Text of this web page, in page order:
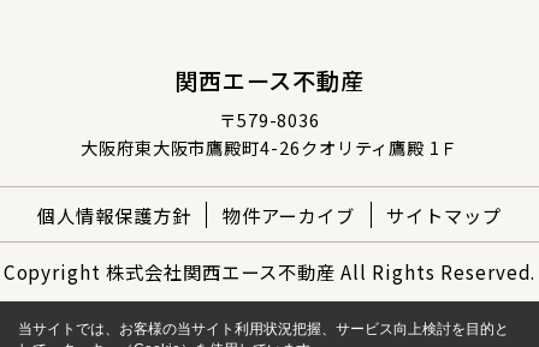
関西エース不動産
〒579-8036
大阪府東大阪市鷹殿町4-26クオリティ鷹殿 1Ｆ
個人情報保護方針 物件アーカイブ サイトマップ
Copyright 株式会社関西エース不動産 All Rights Reserved.
当サイトでは、お客様の当サイト利用状況把握、サービス向上検討を目的と